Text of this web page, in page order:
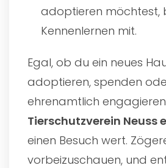
adoptieren möchtest,
Kennenlernen mit.
Egal, ob du ein neues
adoptieren, spenden
ehrenamtlich
Tierschutzverein Neuss
einen Besuch wert.
vorbeizuschauen, und